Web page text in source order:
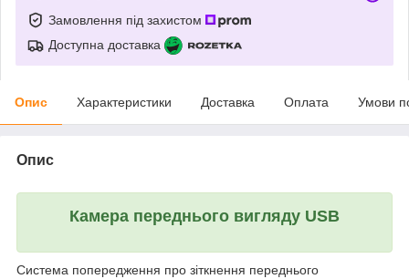
Замовлення під захистом
Доступна доставка
Опис Характеристики Доставка Оплата Умови
Опис
Камера переднього вигляду USB
Система попередження про зіткнення переднього